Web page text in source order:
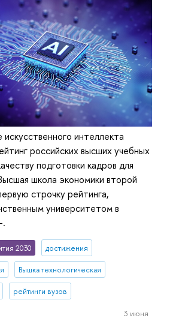
интеллекта
российских высших учебных
подготовки кадров для
школа экономики второй
строчку рейтинга,
университетом в
2030 достижения
Вышка технологическая
рейтинги вузов
3 июня